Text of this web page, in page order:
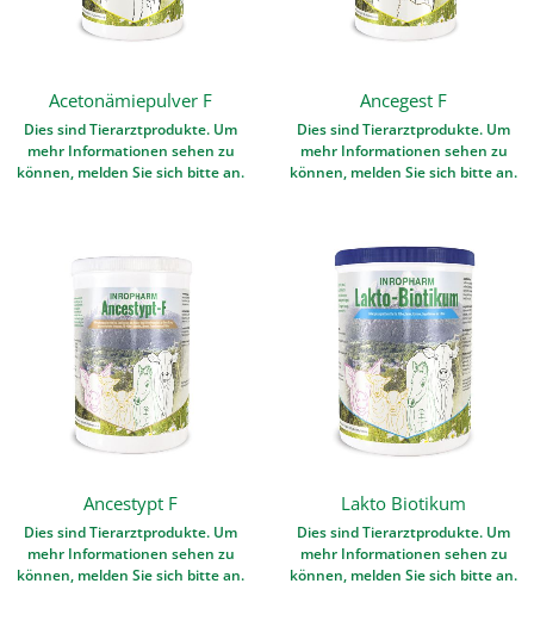
Acetonämiepulver F
Dies sind Tierarztprodukte. Um
mehr Informationen sehen zu
können, melden Sie sich bitte an.
Ancegest F
Dies sind Tierarztprodukte. Um
mehr Informationen sehen zu
können, melden Sie sich bitte an.
Ancestypt F
Dies sind Tierarztprodukte. Um
mehr Informationen sehen zu
können, melden Sie sich bitte an.
Lakto Biotikum
Dies sind Tierarztprodukte. Um
mehr Informationen sehen zu
können, melden Sie sich bitte an.